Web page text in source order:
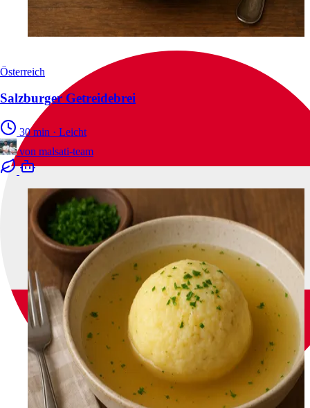
Österreich
Salzburger Getreidebrei
30 min · Leicht
von malsati-team